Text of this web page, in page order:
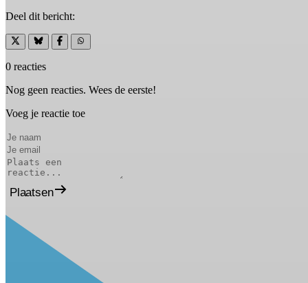
Deel dit bericht:
0 reacties
Nog geen reacties. Wees de eerste!
Voeg je reactie toe
Plaatsen